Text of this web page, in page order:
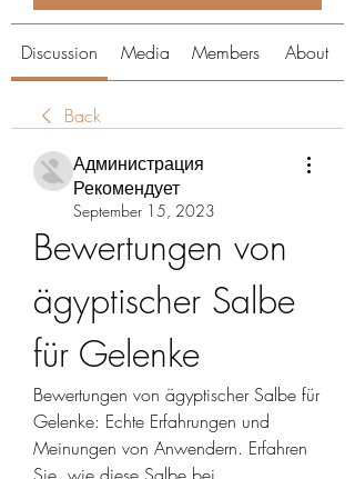
Discussion Media Members About
Back
Администрация
Рекомендует
September 15, 2023
Bewertungen von
ägyptischer Salbe
für Gelenke
Bewertungen von ägyptischer Salbe für
Gelenke: Echte Erfahrungen und
Meinungen von Anwendern. Erfahren